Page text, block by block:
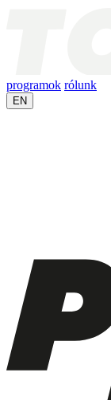
programok rólunk
EN